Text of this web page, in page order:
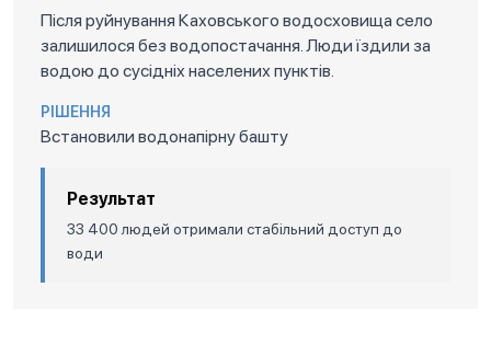
Після руйнування Каховського водосховища село
залишилося без водопостачання. Люди їздили за
водою до сусідніх населених пунктів.
РІШЕННЯ
Встановили водонапірну башту
Результат
33 400 людей отримали стабільний доступ до
води